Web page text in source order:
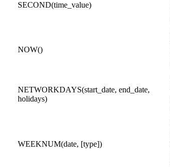
SECOND(time_value)
NOW()
NETWORKDAYS(start_date, end_date,
holidays)
WEEKNUM(date, [type])